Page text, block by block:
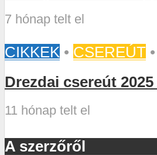
7 hónap telt el
CIKKEK • CSEREÚT •
Drezdai csereút 2025
11 hónap telt el
A szerzőről